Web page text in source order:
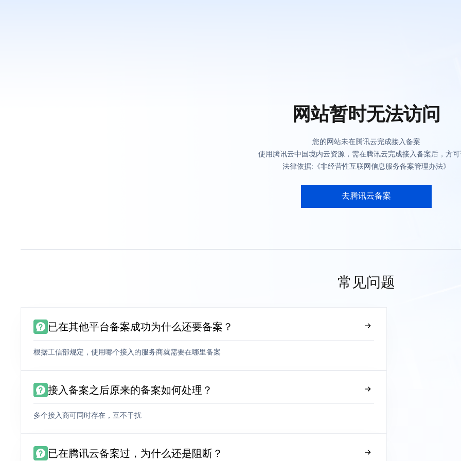
网站暂时无法访问
您的网站未在腾讯云完成接入备案
使用腾讯云中国境内云资源，需在腾讯云完成接入备案后，方
法律依据:《非经营性互联网信息服务备案管理办法》
去腾讯云备案
常见问题
已在其他平台备案成功为什么还要备案？
根据工信部规定，使用哪个接入的服务商就需要在哪里备案
接入备案之后原来的备案如何处理？
多个接入商可同时存在，互不干扰
已在腾讯云备案过，为什么还是阻断？